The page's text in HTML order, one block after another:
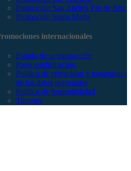
Promoción San Andrés Fin de Año
Promoción Santa Marta
internacionales
Estado de tu transacción
Pago confirmación
Política de privacidad y tratamiento
de los datos personales
Política de Sostenibilidad
Tiquetes